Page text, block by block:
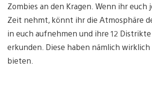
Zombies an den Kragen. Wenn ihr euch
Zeit nehmt, könnt ihr die Atmosphäre
in euch aufnehmen und ihre 12 Distrikte
erkunden. Diese haben nämlich wirklich
bieten.